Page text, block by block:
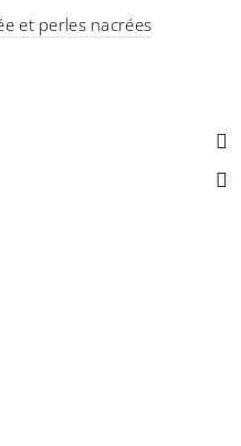
et perles nacrées